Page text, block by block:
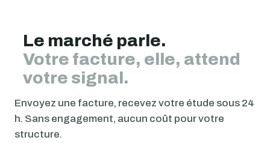
Le marché parle.
Votre facture, elle, attend
votre signal.
Envoyez une facture, recevez votre étude sous 24
h. Sans engagement, aucun coût pour votre
structure.